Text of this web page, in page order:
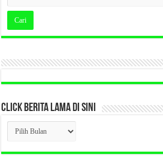
CLICK BERITA LAMA DI SINI
CLICK
BERITA
LAMA
DI